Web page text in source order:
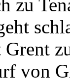
zu
von